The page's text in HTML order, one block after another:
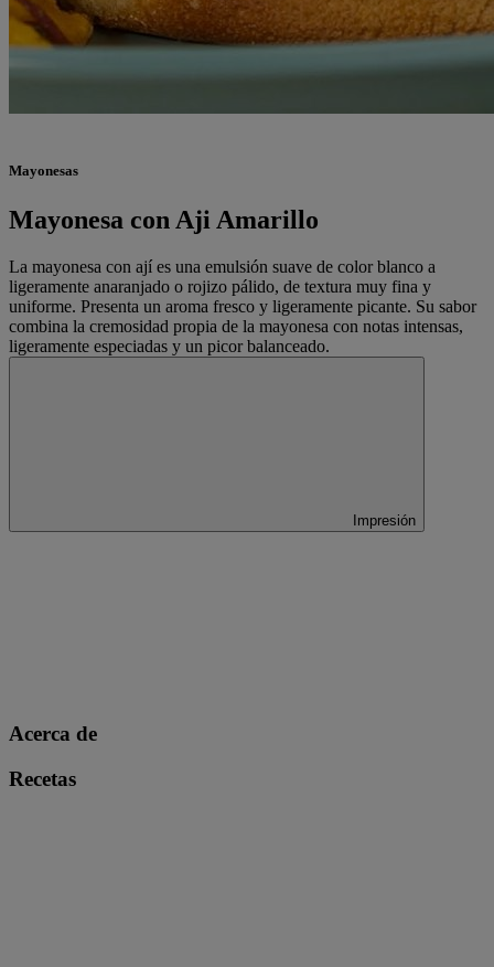
Mayonesas
Mayonesa con Aji Amarillo
La mayonesa con ají es una emulsión suave de color blanco a
ligeramente anaranjado o rojizo pálido, de textura muy fina y
uniforme. Presenta un aroma fresco y ligeramente picante. Su sabor
combina la cremosidad propia de la mayonesa con notas intensas,
ligeramente especiadas y un picor balanceado.
Impresión
Acerca de
Recetas